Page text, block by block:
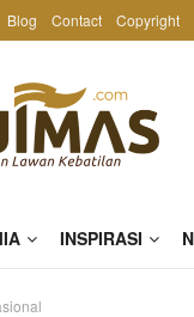
Blog Contact Copyright
INSPIRASI